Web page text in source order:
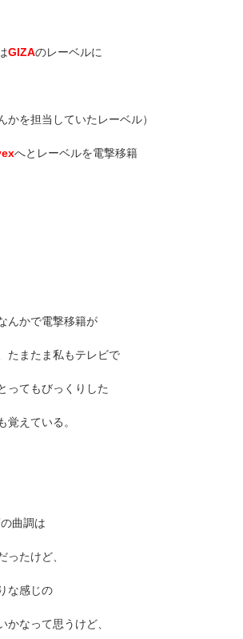
GIZAのレーベルに
かを担当していたレーベル）
へとレーベルを電撃移籍
んかで電撃移籍が
たまたま私もテレビで
ってもびっくりした
覚えている。
曲調は
ったけど、
な感じの
かなって思うけど、